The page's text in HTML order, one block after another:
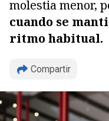
molestia menor,
cuando se
ritmo habitual.
Compartir